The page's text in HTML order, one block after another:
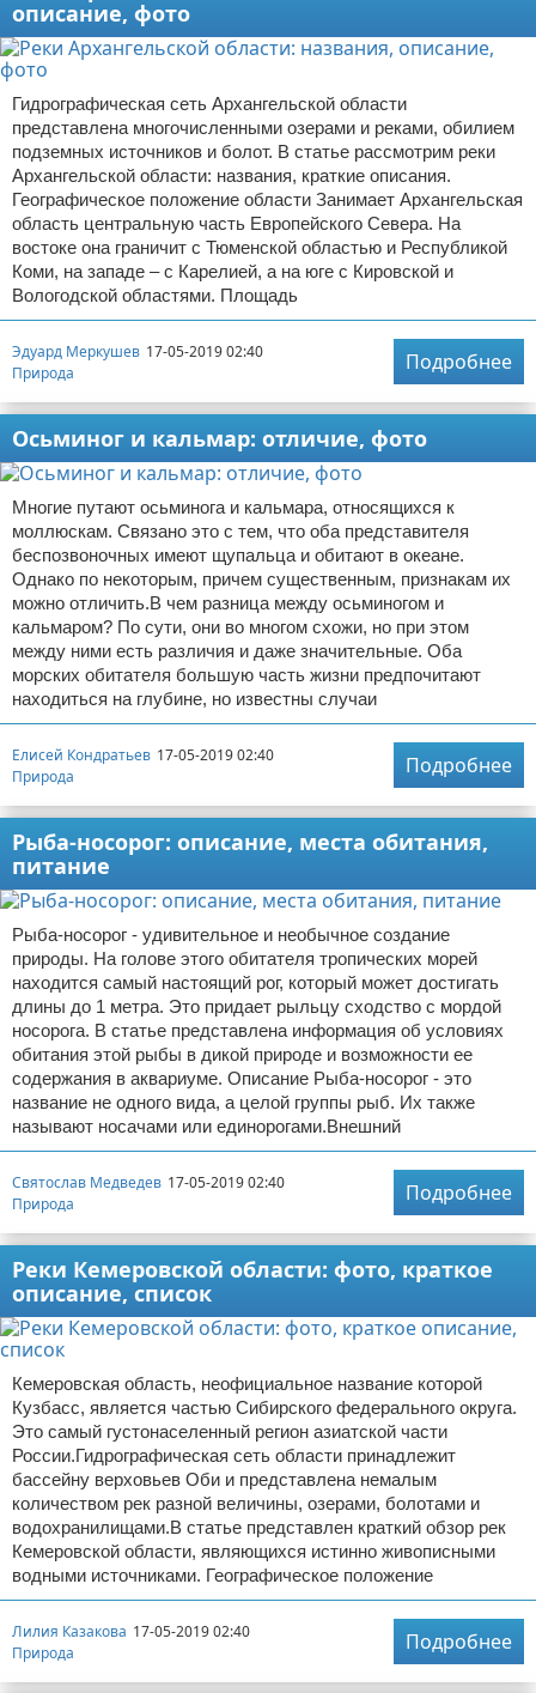
описание, фото
Гидрографическая сеть Архангельской области
представлена многочисленными озерами и реками, обилием
подземных источников и болот. В статье рассмотрим реки
Архангельской области: названия, краткие описания.
Географическое положение области Занимает Архангельская
область центральную часть Европейского Севера. На
востоке она граничит с Тюменской областью и Республикой
Коми, на западе – с Карелией, а на юге с Кировской и
Вологодской областями. Площадь
Эдуард Меркушев 17-05-2019 02:40
Природа
Подробнее
Осьминог и кальмар: отличие, фото
Многие путают осьминога и кальмара, относящихся к
моллюскам. Связано это с тем, что оба представителя
беспозвоночных имеют щупальца и обитают в океане.
Однако по некоторым, причем существенным, признакам их
можно отличить.В чем разница между осьминогом и
кальмаром? По сути, они во многом схожи, но при этом
между ними есть различия и даже значительные. Оба
морских обитателя большую часть жизни предпочитают
находиться на глубине, но известны случаи
Елисей Кондратьев 17-05-2019 02:40
Природа
Подробнее
Рыба-носорог: описание, места обитания,
питание
Рыба-носорог - удивительное и необычное создание
природы. На голове этого обитателя тропических морей
находится самый настоящий рог, который может достигать
длины до 1 метра. Это придает рыльцу сходство с мордой
носорога. В статье представлена информация об условиях
обитания этой рыбы в дикой природе и возможности ее
содержания в аквариуме. Описание Рыба-носорог - это
название не одного вида, а целой группы рыб. Их также
называют носачами или единорогами.Внешний
Святослав Медведев 17-05-2019 02:40
Природа
Подробнее
Реки Кемеровской области: фото, краткое
описание, список
Кемеровская область, неофициальное название которой
Кузбасс, является частью Сибирского федерального округа.
Это самый густонаселенный регион азиатской части
России.Гидрографическая сеть области принадлежит
бассейну верховьев Оби и представлена немалым
количеством рек разной величины, озерами, болотами и
водохранилищами.В статье представлен краткий обзор рек
Кемеровской области, являющихся истинно живописными
водными источниками. Географическое положение
Лилия Казакова 17-05-2019 02:40
Природа
Подробнее